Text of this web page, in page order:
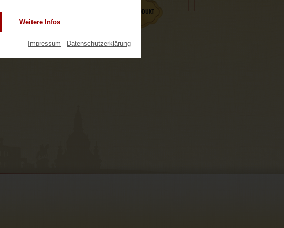
Weitere Infos
Impressum Datenschutzerklärung